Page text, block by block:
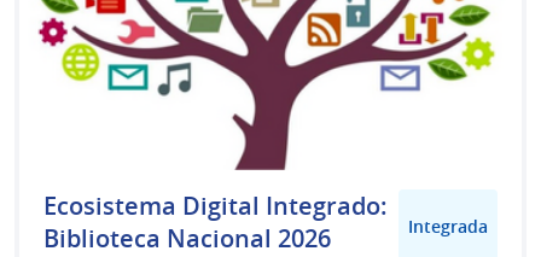
Ecosistema Digital Integrado:
Biblioteca Nacional 2026
Integrada